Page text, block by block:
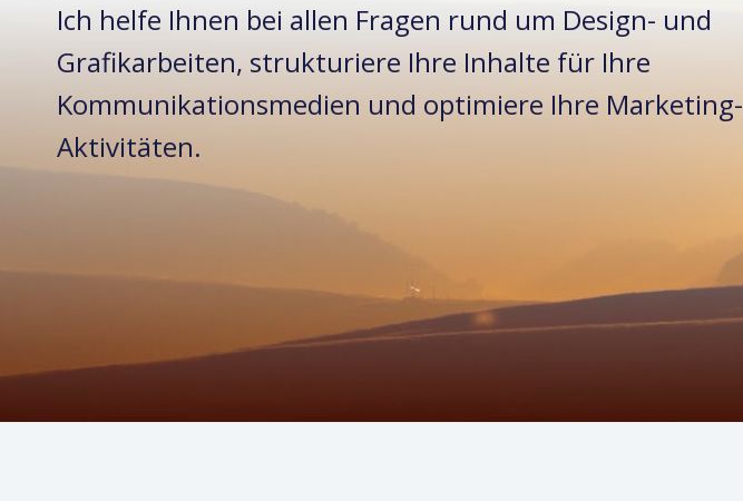
Ich helfe Ihnen bei allen Fragen rund um Design- und
Grafikarbeiten, strukturiere Ihre Inhalte für Ihre
Kommunikations­medien und optimiere Ihre Marketing-
Aktivitäten.